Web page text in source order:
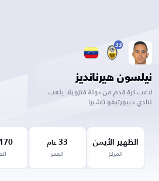
33
نيلسون هيرنانديز
لاعب كرة قدم من دولة فنزويلا يلعب
لنادي ديبورتيفو تاشيرا
الظهير الأيمن
المركز
33 عام
العمر
170